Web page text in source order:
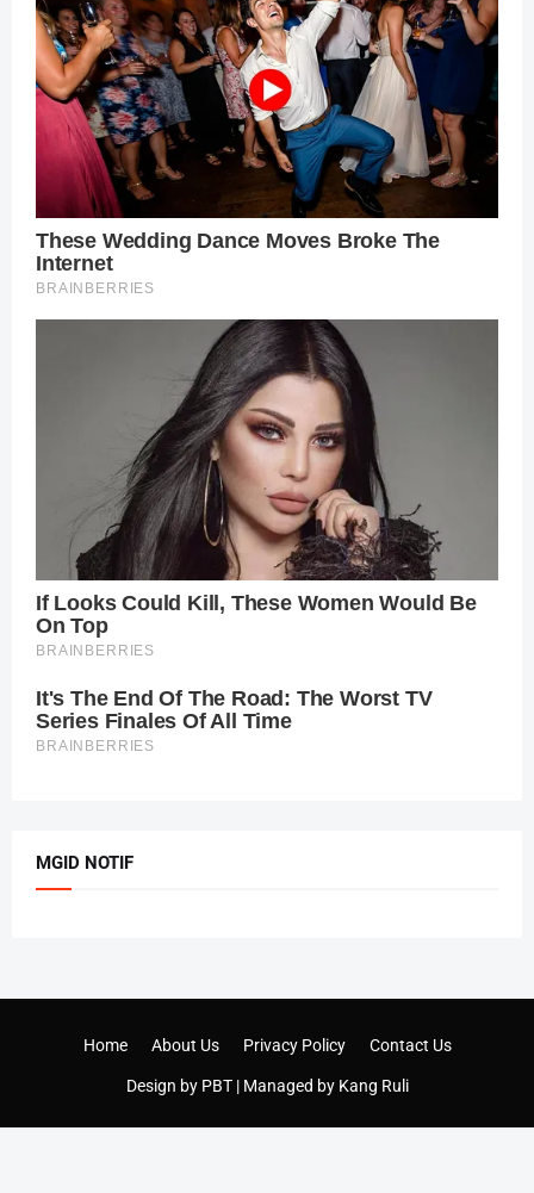
MGID NOTIF
Design by PBT| Managed by Kang Ruli
Home About Us Privacy Policy Contact Us